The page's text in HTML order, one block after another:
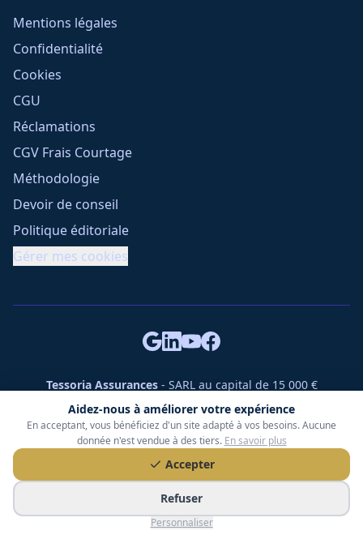
Aidez-nous à améliorer votre expérience
En acceptant, vous bénéficiez d'un site adapté à vos besoins. Aucune
donnée n'est vendue à des tiers. En savoir plus
Accepter
Refuser
Personnaliser
Mentions légales
Confidentialité
Cookies
CGU
Réclamations
CGV Frais Courtage
Méthodologie
Devoir de conseil
Politique éditoriale
Gérer mes cookies
Tessoria Assurances- SARL au capital de 15 000 €
ORIAS n° 25007309 - RCS 990 206 179 - Membre du réseau
360 Courtage
RC Pro : Klarity - Contrat n° CCOUK000785
49 chemin des Gardettes Sine, 06570 Saint-Paul-de-Vence
© Tessoria Assurances. Tous droits réservés.